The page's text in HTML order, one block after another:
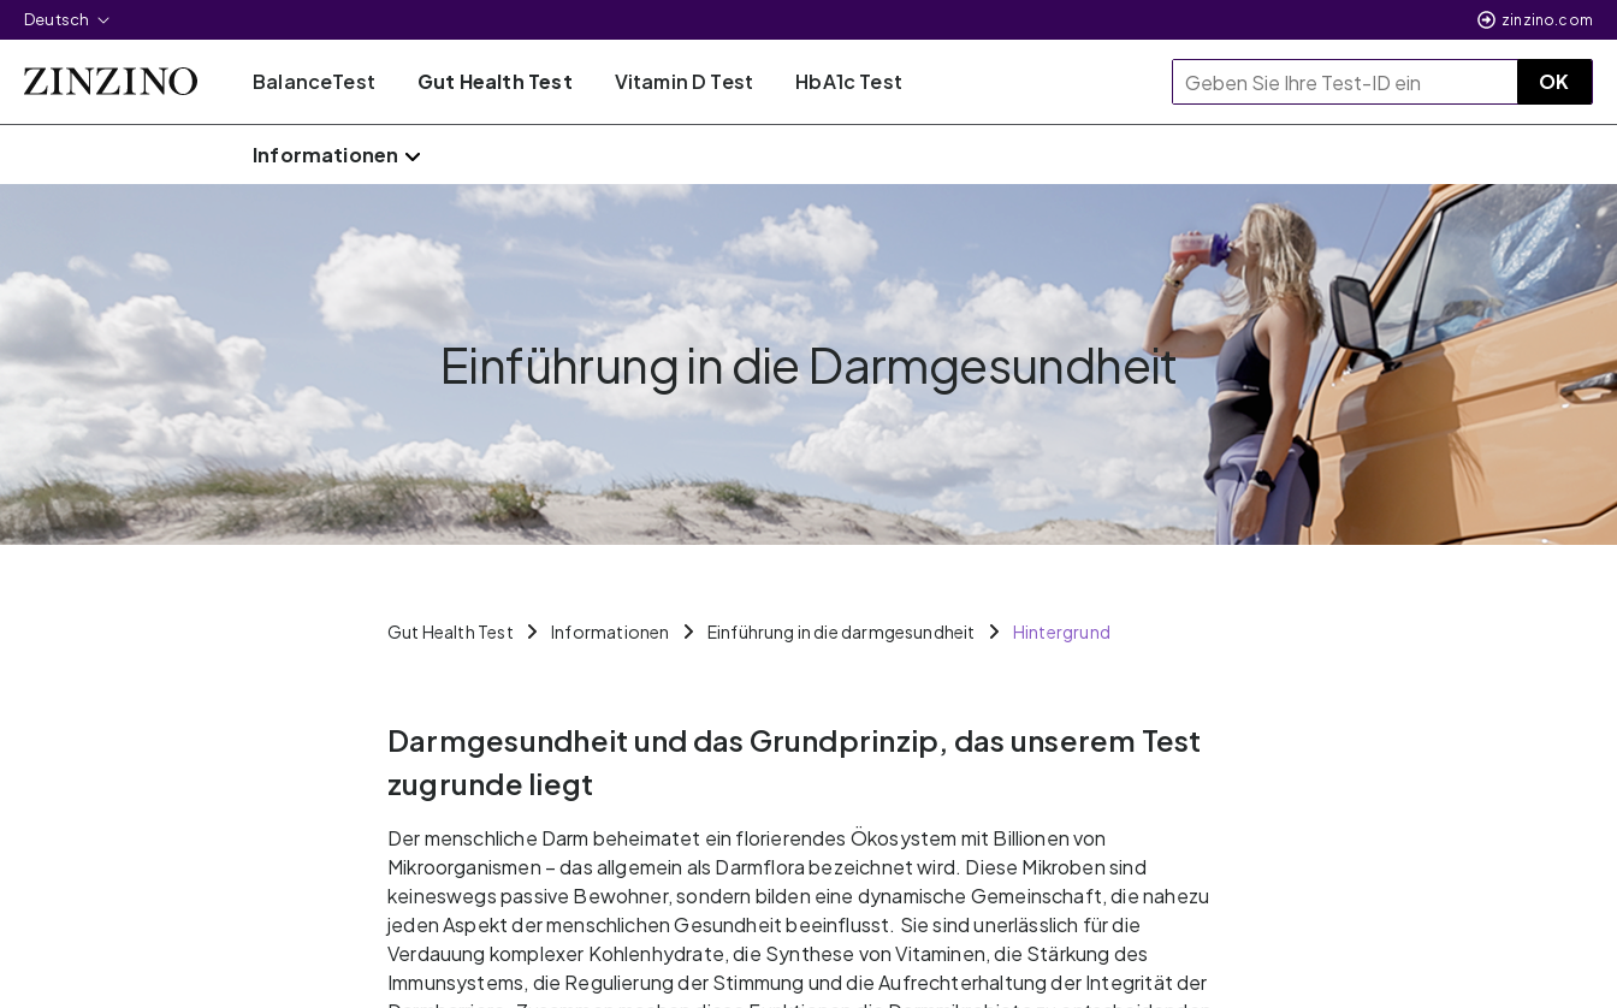
Deutsch zinzino.com
BalanceTest Gut Health Test Vitamin D Test HbA1c Test OK
Informationen
Einführung in die Darmgesundheit
Gut Health Test Informationen Einführung in die darmgesundheit Hintergrund
Darmgesundheit und das Grundprinzip, das unserem Test
zugrunde liegt
Der menschliche Darm beheimatet ein florierendes Ökosystem mit Billionen von
Mikroorganismen – das allgemein als Darmflora bezeichnet wird. Diese Mikroben sind
keineswegs passive Bewohner, sondern bilden eine dynamische Gemeinschaft, die nahezu
jeden Aspekt der menschlichen Gesundheit beeinflusst. Sie sind unerlässlich für die
Verdauung komplexer Kohlenhydrate, die Synthese von Vitaminen, die Stärkung des
Immunsystems, die Regulierung der Stimmung und die Aufrechterhaltung der Integrität der